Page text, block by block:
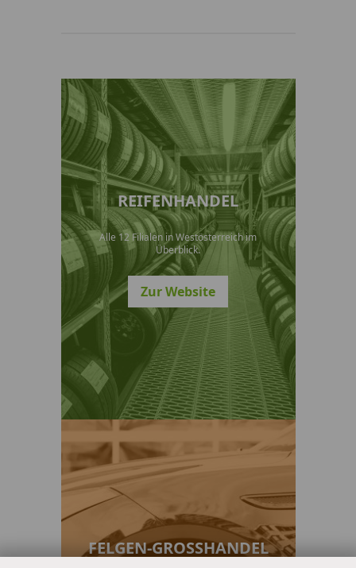
REIFENHANDEL
Alle 12 Filialen in Westösterreich im
Überblick.
Zur Website
FELGEN-GROSSHANDEL